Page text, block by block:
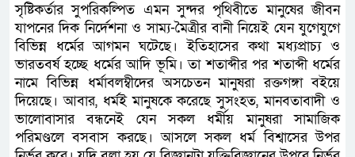
সৃষ্টিকর্তার সুপরিকল্পিত এমন সুন্দর পৃথিবীতে মানুষের জীবন
যাপনের দিক নির্দেশনা ও সাম্য-মৈত্রীর বানী নিয়েই যেন যুগেযুগে
বিভিন্ন ধর্মের আগমন ঘটেছে। ইতিহাসের কথা মধ্যপ্রাচ্য ও
ভারতবর্ষ হচ্ছে ধর্মের আদি ভূমি। তা শতাব্দীর পর শতাব্দী ধর্মের
নামে বিভিন্ন ধর্মাবলম্বীদের অসচেতন মানুষরা রক্তগঙ্গা বইয়ে
দিয়েছে। আবার, ধর্মই মানুষকে করেছে সুসংহত, মানবতাবাদী ও
ভালোবাসার বন্ধনেই যেন সকল ধর্মীয় মানুষরা সামাজিক
পরিমণ্ডলে বসবাস করছে। আসলে সকল ধর্ম বিশ্বাসের উপর